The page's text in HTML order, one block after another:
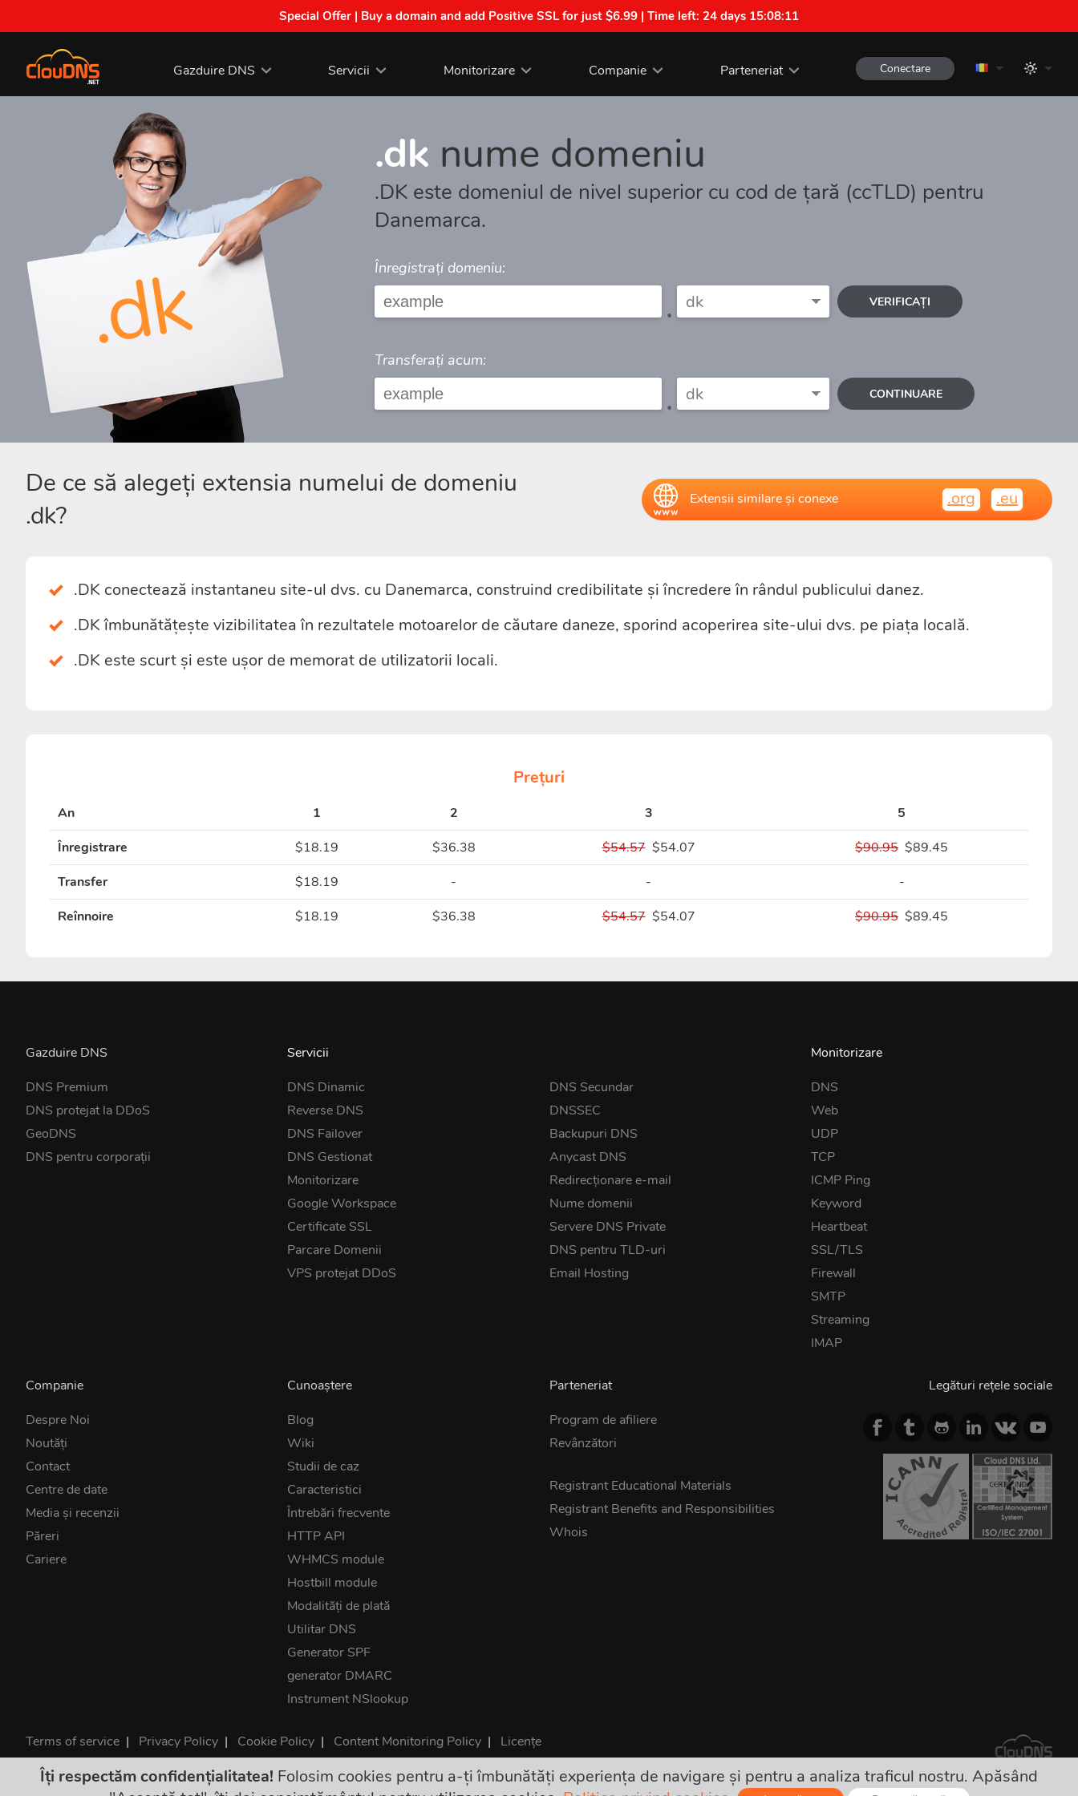
Special Offer | Buy a domain and add Positive SSL for just $6.99 | Time left: 24 days 15:08:10
Gazduire DNS Servicii Monitorizare Companie Parteneriat Conectare
.dk
.dk nume domeniu
.DK este domeniul de nivel superior cu cod de țară (ccTLD) pentru
Danemarca.
Înregistrați domeniu:
. VERIFICAȚI
Transferați acum:
. CONTINUARE
De ce să alegeți extensia numelui de domeniu
.dk?
Extensii similare și conexe .org .eu
.DK conectează instantaneu site-ul dvs. cu Danemarca, construind credibilitate și încredere în rândul publicului danez.
.DK îmbunătățește vizibilitatea în rezultatele motoarelor de căutare daneze, sporind acoperirea site-ului dvs. pe piața locală.
.DK este scurt și este ușor de memorat de utilizatorii locali.
Prețuri
An 1 2 3
5
Înregistrare
$18.19 $36.38 $54.57$54.07 $90.95 $89.45
Transfer
$18.19 - -
-
Reînnoire
$18.19 $36.38 $54.57$54.07 $90.95 $89.45
Gazduire DNS
DNS Premium
DNS protejat la DDoS
GeoDNS
DNS pentru corporații
Servicii
DNS Dinamic
Reverse DNS
DNS Failover
DNS Gestionat
Monitorizare
Google Workspace
Certificate SSL
Parcare Domenii
VPS protejat DDoS
DNS Secundar
DNSSEC
Backupuri DNS
Anycast DNS
Redirecționare e-mail
Nume domenii
Servere DNS Private
DNS pentru TLD-uri
Email Hosting
Monitorizare
DNS
Web
UDP
TCP
ICMP Ping
Keyword
Heartbeat
SSL/TLS
Firewall
SMTP
Streaming
IMAP
Companie
Despre Noi
Noutăţi
Contact
Centre de date
Media și recenzii
Păreri
Cariere
Cunoaștere
Blog
Wiki
Studii de caz
Caracteristici
Întrebări frecvente
HTTP API
WHMCS module
Hostbill module
Modalități de plată
Utilitar DNS
Generator SPF
generator DMARC
Instrument NSlookup
Parteneriat
Program de afiliere
Revânzători
Registrant Educational Materials
Registrant Benefits and Responsibilities
Whois
Legături rețele sociale
Terms of service | Privacy Policy | Cookie Policy | Content Monitoring Policy | Licențe
©2026 ClouDNS
Prețurile sunt finale și includ toate taxele. Nu există costuri suplimentare ascunse!
Îți respectăm confidențialitatea! Folosim cookies pentru a-ți îmbunătăți experiența de navigare și pentru a analiza traficul nostru. Apăsând